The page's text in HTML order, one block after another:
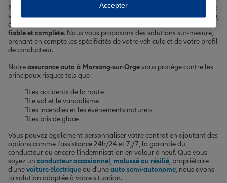
Morsang-sur-Orge, située dans le département de l'Essonne, est une
ville où lamobilitéest un enjeu crucial. Que vous circuliez en voiture,
à moto ou en scooter, il est essentiel de bénéficier d'une
fiable et complète. Nous vous proposons des solutions sur-mesure,
prenant en compte les spécificités de votre véhicule et de votre profil
de conducteur.
Notreassurance auto à Morsang-sur-Orgevous protège contre les
principaux risques tels que :
Les accidents de la route
Le vol et le vandalisme
Les incendies et les événements naturels
Les bris de glace
Vous pouvez également personnaliser votre contrat en ajoutant des
options comme l'assistance 24h/24 et 7j/7, la garantie du
conducteur ou encore l'indemnisation en valeur à neuf. Que vous
soyez un conducteur occasionnel, malussé ou résilié, propriétaire
d'unevoiture électriqueou d'uneauto semi-autonome, nous avons
la solution adaptée à votre situation.
Accepter